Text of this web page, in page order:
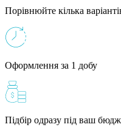
Порівнюйте кілька
Оформлення за 1 добу
Підбір одразу під ваш